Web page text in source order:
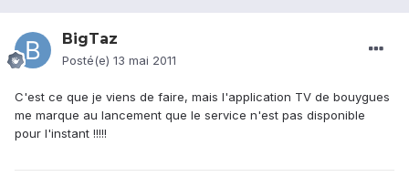
BigTaz
Posté(e) 13 mai 2011
C'est ce que je viens de faire, mais l'application TV de bouygues
me marque au lancement que le service n'est pas disponible
pour l'instant !!!!!